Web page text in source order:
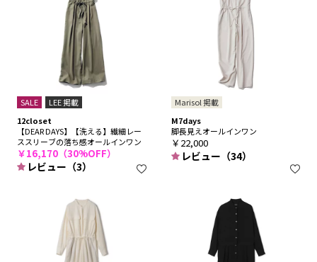
SALE
LEE 掲載
12closet
【DEAR DAYS】【洗える】繊細レー
ススリーブの落ち感オールインワン
￥16,170（30%OFF）
レビュー（3）
Marisol 掲載
M7days
脚長見えオールインワン
￥22,000
レビュー（34）